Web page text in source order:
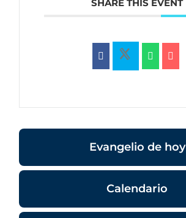
SHARE THIS EVENT
Evangelio de hoy
Calendario